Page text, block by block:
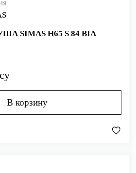
SIMAS H65 S 84 BIA
В корзину